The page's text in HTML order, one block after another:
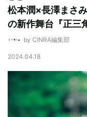
松本潤×長澤まさ
の新作舞台『正三
by CINRA編集部
2024.04.18